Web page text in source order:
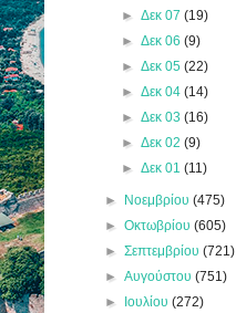
► Δεκ 07 (19)
► Δεκ 06 (9)
► Δεκ 05 (22)
► Δεκ 04 (14)
► Δεκ 03 (16)
► Δεκ 02 (9)
► Δεκ 01 (11)
► Νοεμβρίου(475)
►Οκτωβρίου(605)
►Σεπτεμβρίου(721)
►Αυγούστου(751)
► Ιουλίου(272)